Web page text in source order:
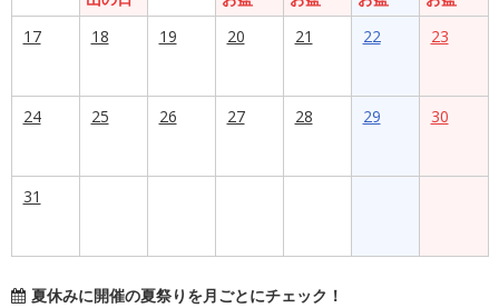
17
18 19 20 21 22 23
24 25 26 27 28 29 30
31
夏休みに開催の夏祭りを月ごとにチェック！